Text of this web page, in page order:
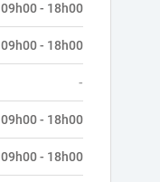
09h00 - 18h00
09h00 - 18h00
-
09h00 - 18h00
09h00 - 18h00